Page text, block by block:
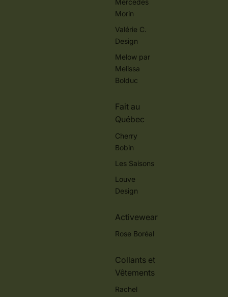
Mercedes
Morin
Valérie C.
Design
Melow par
Melissa
Bolduc
Fait au
Québec
Cherry
Bobin
Les Saisons
Louve
Design
Activewear
Rose Boréal
Collants et
Vêtements
Rachel